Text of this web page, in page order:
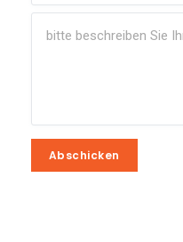
Abschicken
Abschicken